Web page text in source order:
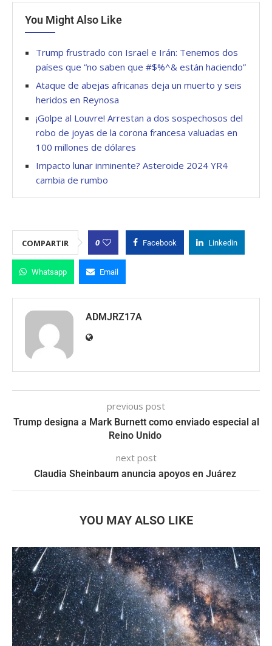
You Might Also Like
Trump frustrado con Israel e Irán: Tenemos dos
países que “no saben que #$%^& están haciendo”
Ataque de abejas africanas deja un muerto y seis
heridos en Reynosa
¡Golpe al Louvre! Arrestan a dos sospechosos del
robo de joyas de la corona francesa valuadas en
100 millones de dólares
Impacto lunar inminente? Asteroide 2024 YR4
cambia de rumbo
COMPARTIR 0 Facebook Linkedin
Whatsapp Email
ADMJRZ17A
previous post
Trump designa a Mark Burnett como enviado especial al
Reino Unido
next post
Claudia Sheinbaum anuncia apoyos en Juárez
YOU MAY ALSO LIKE